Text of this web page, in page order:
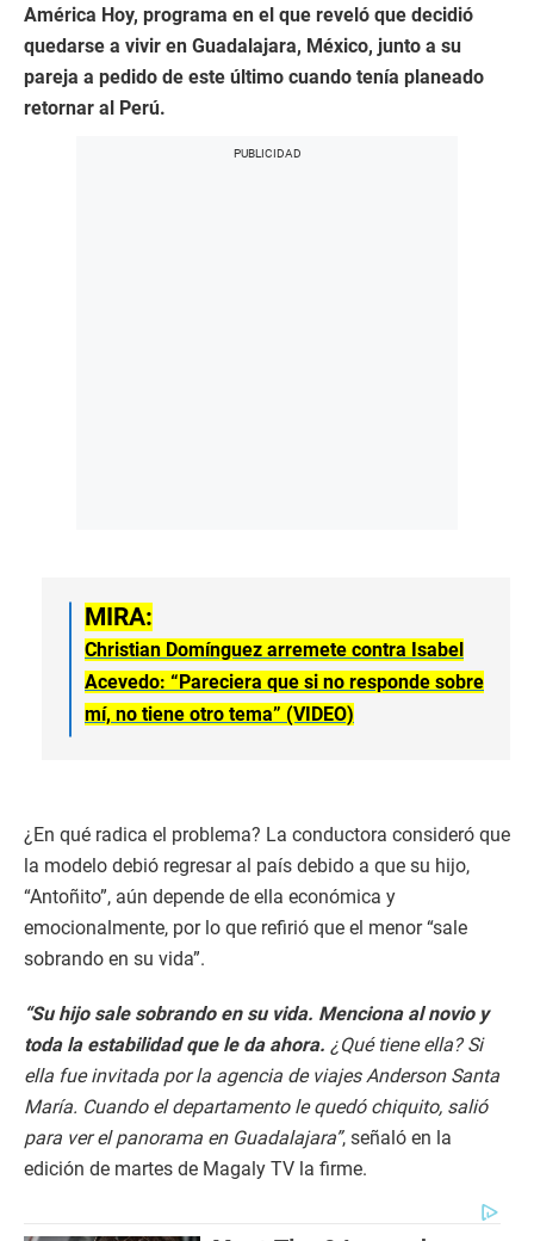
América Hoy, programa en el que reveló que decidió
quedarse a vivir en Guadalajara, México, junto a su
pareja a pedido de este último cuando tenía planeado
retornar al Perú.
MIRA:
Christian Domínguez arremete contra Isabel
Acevedo: “Pareciera que si no responde sobre
mí, no tiene otro tema” (VIDEO)
¿En qué radica el problema? La conductora consideró que
la modelo debió regresar al país debido a que su hijo,
“Antoñito”, aún depende de ella económica y
emocionalmente, por lo que refirió que el menor “sale
sobrando en su vida”.
“Su hijo sale sobrando en su vida. Menciona al novio y
toda la estabilidad que le da ahora. ¿Qué tiene ella? Si
ella fue invitada por la agencia de viajes Anderson Santa
María. Cuando el departamento le quedó chiquito, salió
para ver el panorama en Guadalajara”, señaló en la
edición de martes de Magaly TV la firme.